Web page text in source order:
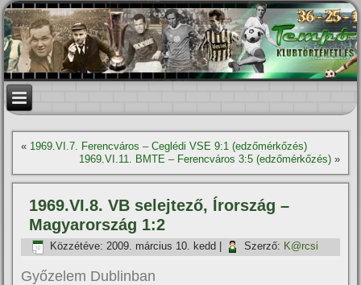
« 1969.VI.7. Ferencváros – Ceglédi VSE 9:1 (edzőmérkőzés)
1969.VI.11. BMTE – Ferencváros 3:5 (edzőmérkőzés)»
1969.VI.8. VB selejtező, Írország –
Magyarország 1:2
Közzétéve: 2009. március 10. kedd Szerző: K@rcsi
Győzelem Dublinban